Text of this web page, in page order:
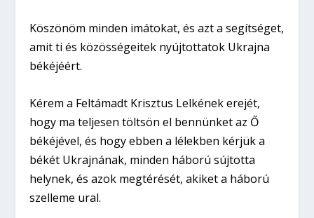
Köszönöm minden imátokat, és azt a segítséget,
amit ti és közösségeitek nyújtottatok Ukrajna
békéjéért.
Kérem a Feltámadt Krisztus Lelkének erejét,
hogy ma teljesen töltsön el bennünket az Ő
békéjével, és hogy ebben a lélekben kérjük a
békét Ukrajnának, minden háború sújtotta
helynek, és azok megtérését, akiket a háború
szelleme ural.